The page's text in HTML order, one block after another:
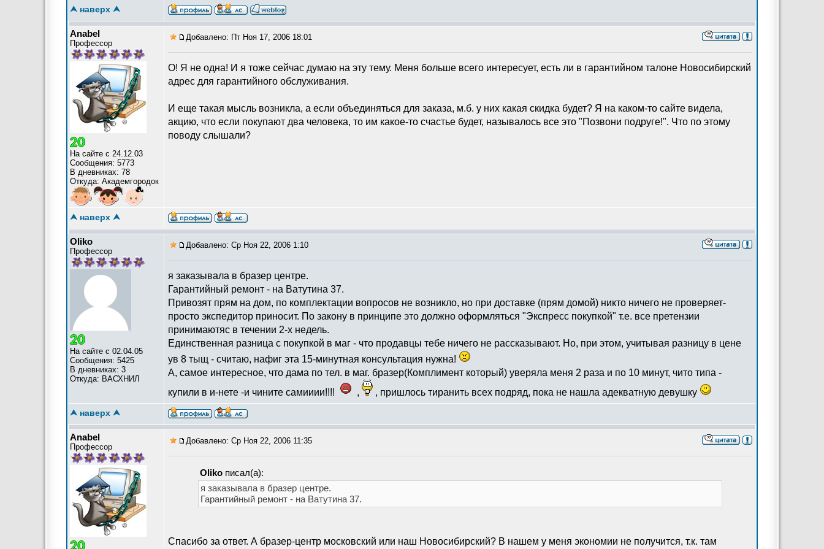
⮝ наверх ⮝
Anabel
Профессор
На сайте с 24.12.03
Сообщения: 5773
В дневниках: 78
Откуда: Академгородок
Добавлено: Пт Ноя 17, 2006 18:01
О! Я не одна! И я тоже сейчас думаю на эту тему. Меня больше всего интересует, есть ли в гарантийном талоне Новосибирский
адрес для гарантийного обслуживания.
И еще такая мысль возникла, а если объединяться для заказа, м.б. у них какая скидка будет? Я на каком-то сайте видела,
акцию, что если покупают два человека, то им какое-то счастье будет, называлось все это "Позвони подруге!". Что по этому
поводу слышали?
⮝ наверх ⮝
Oliko
Профессор
На сайте с 02.04.05
Сообщения: 5425
В дневниках: 3
Откуда: ВАСХНИЛ
Добавлено: Ср Ноя 22, 2006 1:10
я заказывала в бразер центре.
Гарантийный ремонт - на Ватутина 37.
Привозят прям на дом, по комплектации вопросов не возникло, но при доставке (прям домой) никто ничего не проверяет-
просто экспедитор приносит. По закону в принципе это должно оформляться "Экспресс покупкой" т.е. все претензии
принимаютяс в течении 2-х недель.
Единственная разница с покупкой в маг - что продавцы тебе ничего не рассказывают. Но, при этом, учитывая разницу в цене
ув 8 тыщ - считаю, нафиг эта 15-минутная консультация нужна!
А, самое интересное, что дама по тел. в маг. бразер(Комплимент который) уверяла меня 2 раза и по 10 минут, чито типа -
купили в и-нете -и чините самииии!!!!
, , пришлось тиранить всех подряд, пока не нашла адекватную девушку
⮝ наверх ⮝
Anabel
Профессор
Добавлено: Ср Ноя 22, 2006 11:35
Oliko писал(а):
я заказывала в бразер центре.
Гарантийный ремонт - на Ватутина 37.
Спасибо за ответ. А бразер-центр московский или наш Новосибирский? В нашем у меня экономии не получится, т.к. там